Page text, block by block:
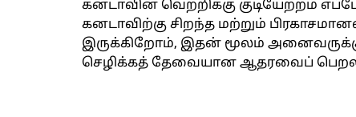
கனடாவின் வெற்றிக்கு குடியேற்றம்
கனடாவிற்கு சிறந்த மற்றும்
இருக்கிறோம், இதன் மூலம்
செழிக்கத் தேவையான ஆதரவைப்